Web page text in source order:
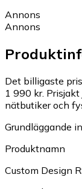
Annons
Annons
Det billigaste
1 990 kr. Prisjakt
nätbutiker och
Grundläggande
Produktnamn
Custom Design